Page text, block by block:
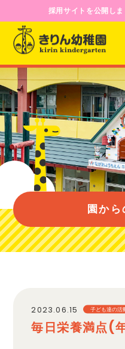
採用サイトを公開しま
園からのお知ら
園について
園のようす
バス経路
プライバシーポ
園か
2023.06.15 子ども達の活
毎日栄養満点(